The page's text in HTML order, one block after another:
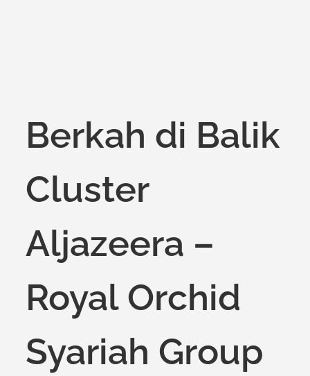
Berkah di Balik
Cluster
Aljazeera –
Royal Orchid
Syariah Group